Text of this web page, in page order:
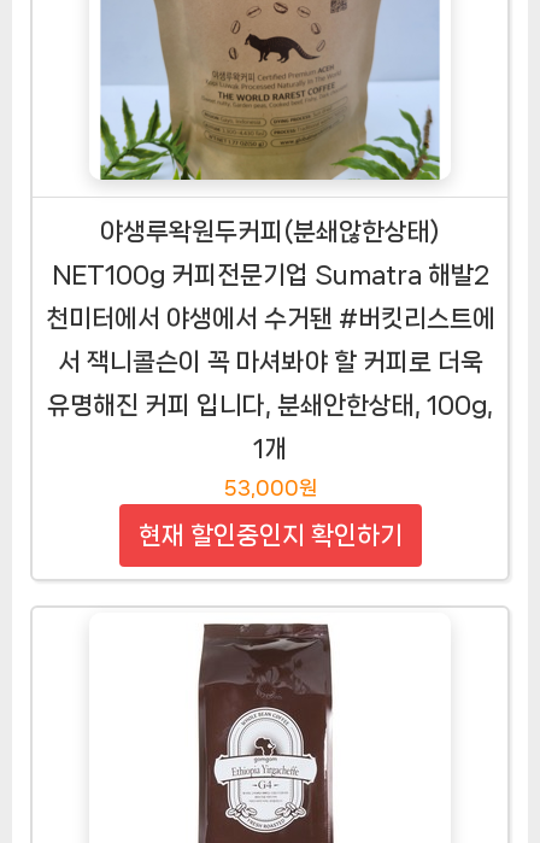
야생루왁원두커피(분쇄않한상태)
NET100g 커피전문기업 Sumatra 해발2
천미터에서 야생에서 수거됀 #버킷리스트에
서 잭니콜슨이 꼭 마셔봐야 할 커피로 더욱
유명해진 커피 입니다, 분쇄안한상태, 100g,
1개
53,000원
현재 할인중인지 확인하기